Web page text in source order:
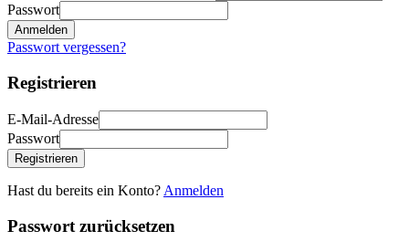
Passwort
Anmelden
Passwort vergessen?
Registrieren
E-Mail-Adresse
Passwort
Registrieren
Hast du bereits ein Konto? Anmelden
Passwort zurücksetzen